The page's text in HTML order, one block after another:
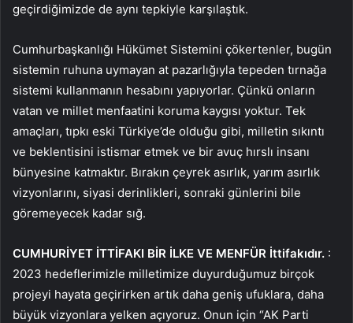
geçirdiğimizde de aynı tepkiyle karşılaştık.
Cumhurbaşkanlığı Hükümet Sistemini çökertenler, bugün
sistemin ruhuna uymayan at pazarlığıyla tepeden tırnağa
sistemi kullanmanın hesabını yapıyorlar. Çünkü onların
vatan ve millet menfaatini koruma kaygısı yoktur. Tek
amaçları, tıpkı eski Türkiye’de olduğu gibi, milletin sıkıntı
ve beklentisini istismar etmek ve bir avuç hırslı insanı
bünyesine katmaktır. Bırakın çeyrek asırlık, yarım asırlık
vizyonlarını, siyasi derinlikleri, sonraki günlerini bile
göremeyecek kadar sığ.
CUMHURİYET İTTİFAKI BİR İLKE VE MENFÜR İttifakıdır. :
2023 hedeflerimizle milletimize duyurduğumuz birçok
projeyi hayata geçirirken artık daha geniş ufuklara, daha
büyük vizyonlara yelken açıyoruz. Onun için “AK Parti